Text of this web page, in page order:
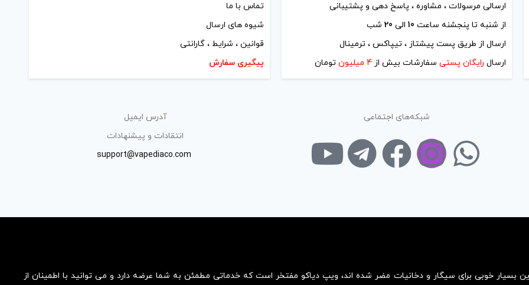
آخرین بروزرسانی قیمت: 17
ارسالی مرسولات ، مشاوره ، پاسخ دهی و پشتیبانی
از شنبه تا پنجشنه ساعت 10الی 20شب
ارسال از طریق پست پیشتاز ، تیپاکس ، ترمینال
ارسال رایگان پستی سفارشات بیش از 4 میلیون تومان
تماس با ما
شیوه های ارسال
قوانین ، شرایط ، گارانتی
پیگیری سفارش
شبکه‌های اجتماعی
آدرس ایمیل
انتقادات و پیشنهادات
support@vapediaco.com
بسیار خوبی برای سیگار و دخانیات مضر شده اند، ویپ دیاکو مفتخر است که خدماتی مطمئن به شما عرضه دارد و می توانید با اطمینان از